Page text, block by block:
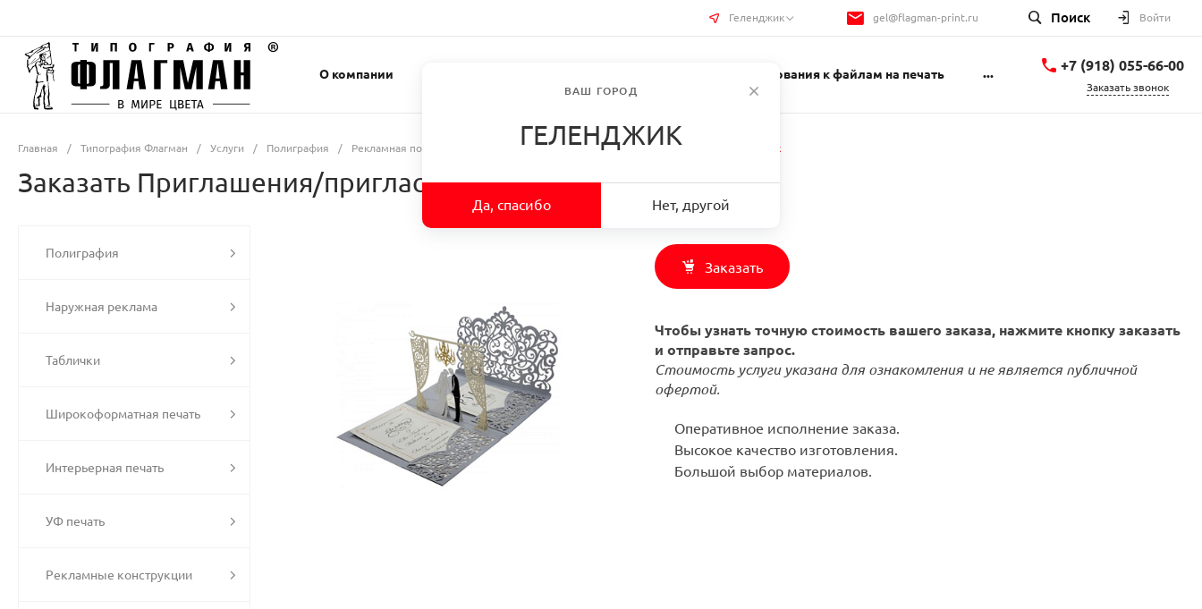
Геленджик gel@flagman-print.ru Поиск Войти
О компании Требования к файлам на печать ... +7 (918) 055-66-00
Заказать звонок
Главная / Типография Флагман / Услуги / Полиграфия / Рекламная полиграфия Заказать Приглашения/пригласительные в г. Геленджик
Заказать Приглашения/пригласительные в г. Геленджик
Полиграфия
Наружная реклама
Таблички
Широкоформатная печать
Интерьерная печать
УФ печать
Рекламные конструкции
Заказать
Чтобы узнать точную стоимость вашего заказа, нажмите кнопку заказать
и отправьте запрос.
Стоимость услуги указана для ознакомления и не является публичной
офертой.
Оперативное исполнение заказа.
Высокое качество изготовления.
Большой выбор материалов.
ВАШ ГОРОД
ГЕЛЕНДЖИК
Да, спасибо Нет, другой